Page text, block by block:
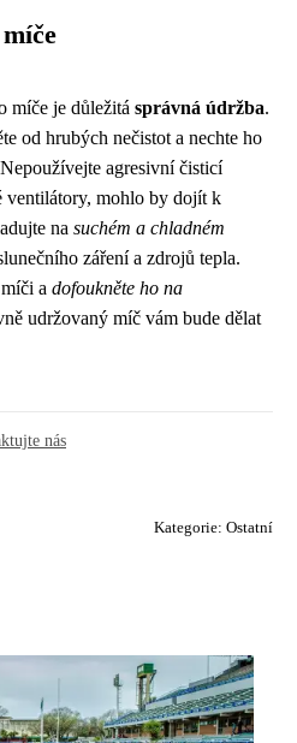
míče je důležitá správná údržba.
od hrubých nečistot a nechte ho
agresivní čisticí
ventilátory, mohlo by dojít k
na suchém a chladném
záření a zdrojů tepla.
a dofoukněte ho na
udržovaný míč vám bude dělat
nás
Kategorie: Ostatní